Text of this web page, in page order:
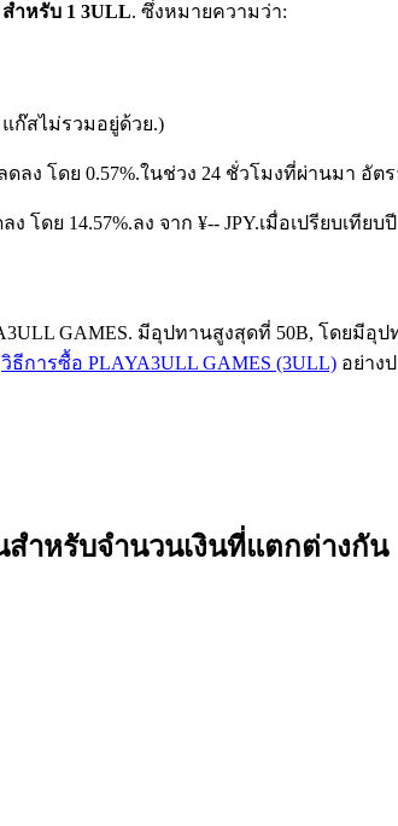
ฑ์
สำหรับ 1 3ULL. ซึ่งหมายความว่า:
ก๊สไม่รวมอยู่ด้วย.)
ลง โดย 0.57%.ในช่วง 24 ชั่วโมงที่ผ่านมา อัตร
โดย 14.57%.ลง จาก ¥-- JPY.เมื่อเปรียบเทียบ
GAMES. มีอุปทานสูงสุดที่ 50B, โดยมี
วิธีการซื้อ PLAYA3ULL GAMES (3ULL) อย่าง
สำหรับจำนวนเงินที่แตกต่างกัน